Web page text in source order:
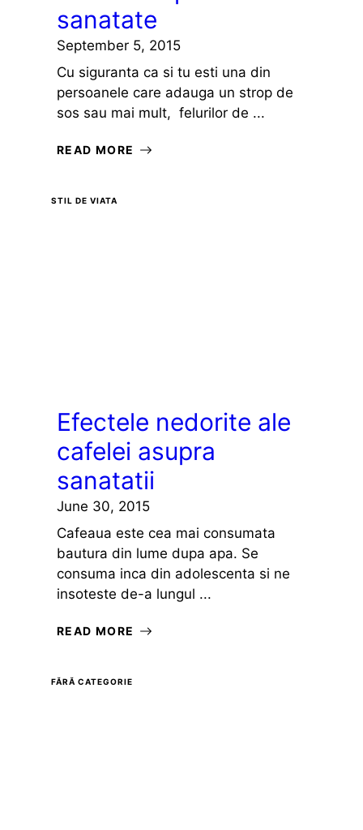
sanatate
September 5, 2015
Cu siguranta ca si tu esti una din
persoanele care adauga un strop de
sos sau mai mult, felurilor de ...
READ MORE
STIL DE VIATA
Efectele nedorite ale
cafelei asupra
sanatatii
June 30, 2015
Cafeaua este cea mai consumata
bautura din lume dupa apa. Se
consuma inca din adolescenta si ne
insoteste de-a lungul ...
READ MORE
FĂRĂ CATEGORIE